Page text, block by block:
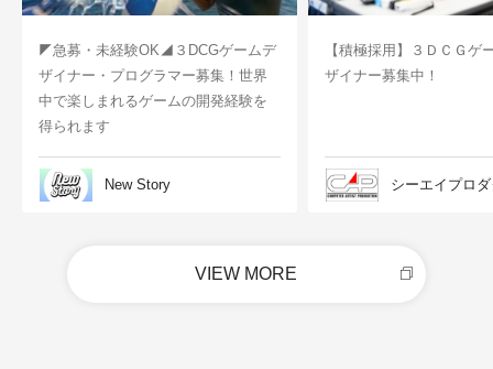
◤急募・未経験OK◢３DCGゲームデ
ザイナー・プログラマー募集！世界
中で楽しまれるゲームの開発経験を
得られます
New Story
【積極採用】３ＤＣＧゲ
ザイナー募集中！
シーエイプロ
VIEW MORE